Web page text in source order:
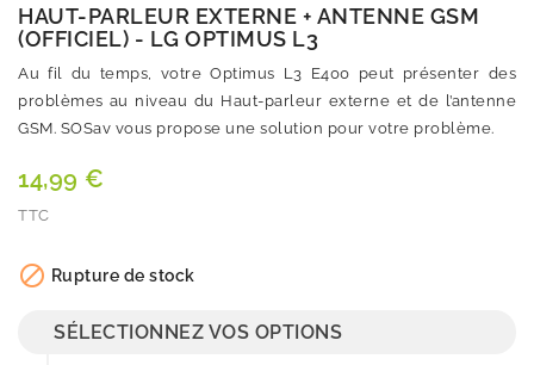
HAUT-PARLEUR EXTERNE + ANTENNE GSM
(OFFICIEL) - LG OPTIMUS L3
Au fil du temps, votre Optimus L3 E400 peut présenter des
problèmes au niveau du Haut-parleur externe et de l’antenne
GSM. SOSav vous propose une solution pour votre problème.
14,99 €
TTC
 Rupture de stock
SÉLECTIONNEZ VOS OPTIONS